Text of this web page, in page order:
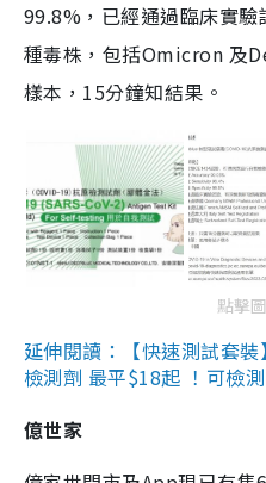
99.8%，已經通過臨床實
種毒株，包括Omicron 及
樣本，15分鐘知結果。
點擊
延伸閱讀：【快速測試套
檢測劑 最平$18起 ！可檢
億世家